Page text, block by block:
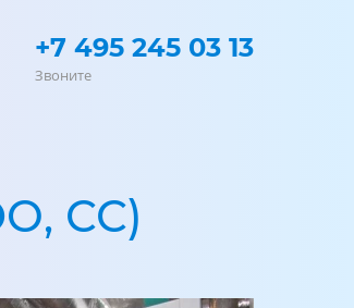
+7 495 245 03 13
Звоните
СС)